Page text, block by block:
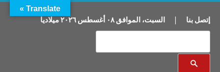
إتصل بنا | السبت، الموافق٠٨ أغسطس ٢٠٢٦ميلاديا
Translate »